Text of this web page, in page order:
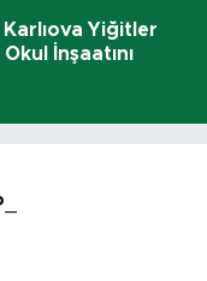
Yiğitler
İnşaatını